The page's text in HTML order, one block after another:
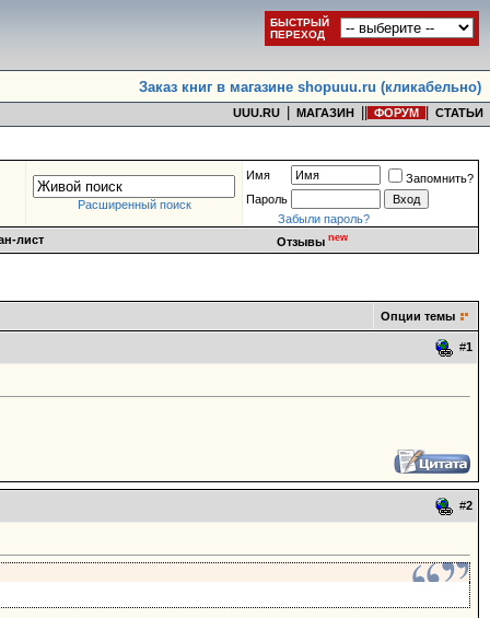
БЫСТРЫЙ
ПЕРЕХОД
Заказ книг в магазине shopuuu.ru (кликабельно)
UUU.RU МАГАЗИН ФОРУМ СТАТЬИ
Расширенный поиск
Имя
Запомнить?
Пароль
Забыли пароль?
лист
Отзывы new
Опции темы
#1
#2